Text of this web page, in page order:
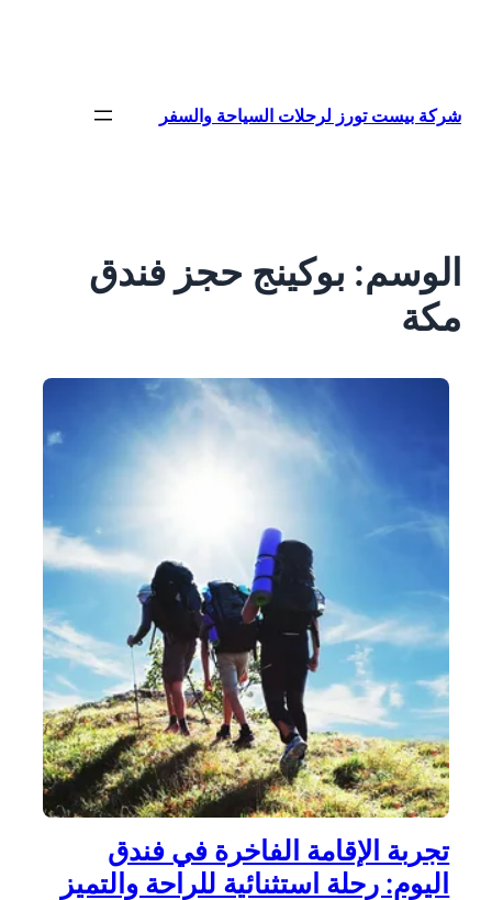
شركة بيست تورز لرحلات السياحة والسفر
الوسم: بوكينج حجز فندق
مكة
تجربة الإقامة الفاخرة في فندق
اليوم: رحلة استثنائية للراحة والتميز